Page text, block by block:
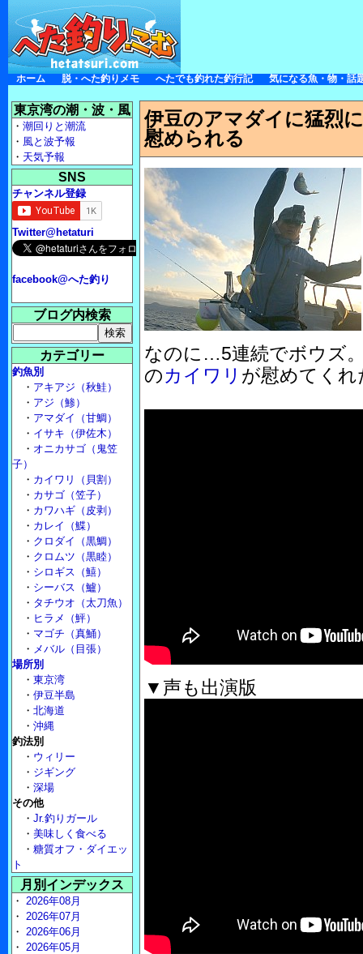
ホーム 脱・へた釣りメモ へたでも釣れた釣行記 気になる魚・物・話
伊豆のアマダイに猛烈
慰められる
なのに…5連続でボウズ
のカイワリ が慰めてくれ
▼声も出演版
東京湾の潮・波・風
・ 潮回りと潮流
・ 風と波予報
・ 天気予報
SNS
チャンネル登録
Twitter@hetaturi
facebook@へた釣り
ブログ内検索
カテゴリー
釣魚別
・ アキアジ（秋鮭）
・ アジ（鯵）
・ アマダイ（甘鯛）
・ イサキ（伊佐木）
・ オニカサゴ（鬼笠
子）
・ カイワリ（貝割）
・ カサゴ（笠子）
・ カワハギ（皮剥）
・ カレイ（鰈）
・ クロダイ（黒鯛）
・ クロムツ（黒睦）
・ シロギス（鱚）
・ シーバス（鱸）
・ タチウオ（太刀魚）
・ ヒラメ（鮃）
・ マゴチ（真鯒）
・ メバル（目張）
場所別
・ 東京湾
・ 伊豆半島
・ 北海道
・ 沖縄
釣法別
・ ウィリー
・ ジギング
・ 深場
その他
・ Jr.釣りガール
・ 美味しく食べる
・ 糖質オフ・ダイエッ
ト
月別インデックス
・ 2026年08月
・ 2026年07月
・ 2026年06月
・ 2026年05月